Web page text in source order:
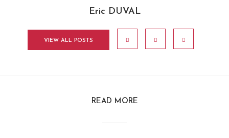
Eric DUVAL
VIEW ALL POSTS
READ MORE